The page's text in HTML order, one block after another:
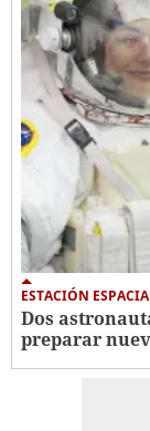
ESTACIÓN
Dos
preparar